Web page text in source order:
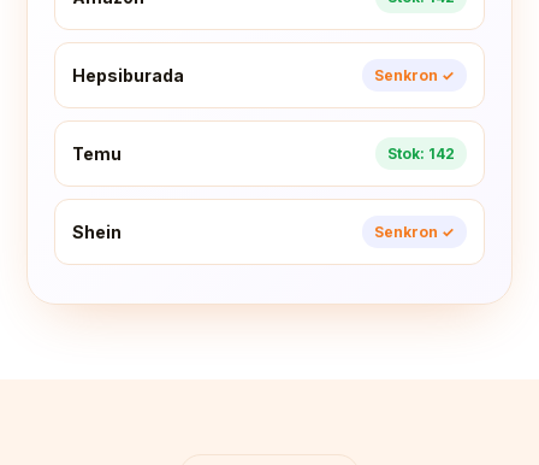
Hepsiburada Senkron ✓
Temu Stok: 142
Shein Senkron ✓